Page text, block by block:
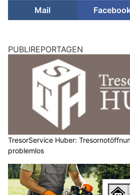
Mail
PUBLIREPORTAGEN
TresorService Huber:
problemlos